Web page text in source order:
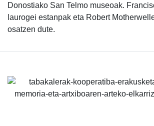
Donostiako San Telmo museoak.
laurogei estanpak eta Robert
osatzen dute.